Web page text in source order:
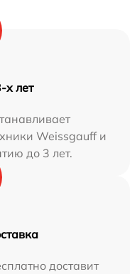
х лет
Weissgauff и
до 3 лет.
доставит